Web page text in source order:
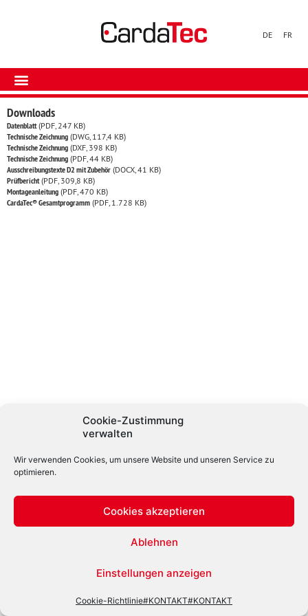
Cookie-Zustimmung
verwalten
Wir verwenden Cookies, um unsere Website und unseren Service zu
optimieren.
Cookies akzeptieren
Ablehnen
Einstellungen anzeigen
Cookie-Richtlinie#KONTAKT#KONTAKT
DE FR
Downloads
Datenblatt(PDF, 247 KB)
Technische Zeichnung (DWG, 117,4 KB)
Technische Zeichnung (DXF, 398 KB)
Technische Zeichnung (PDF, 44 KB)
Ausschreibungstexte D2 mit Zubehör (DOCX, 41 KB)
Prüfbericht(PDF, 309,8 KB)
Montageanleitung (PDF, 470 KB)
CardaTec® Gesamtprogramm (PDF, 1.728 KB)